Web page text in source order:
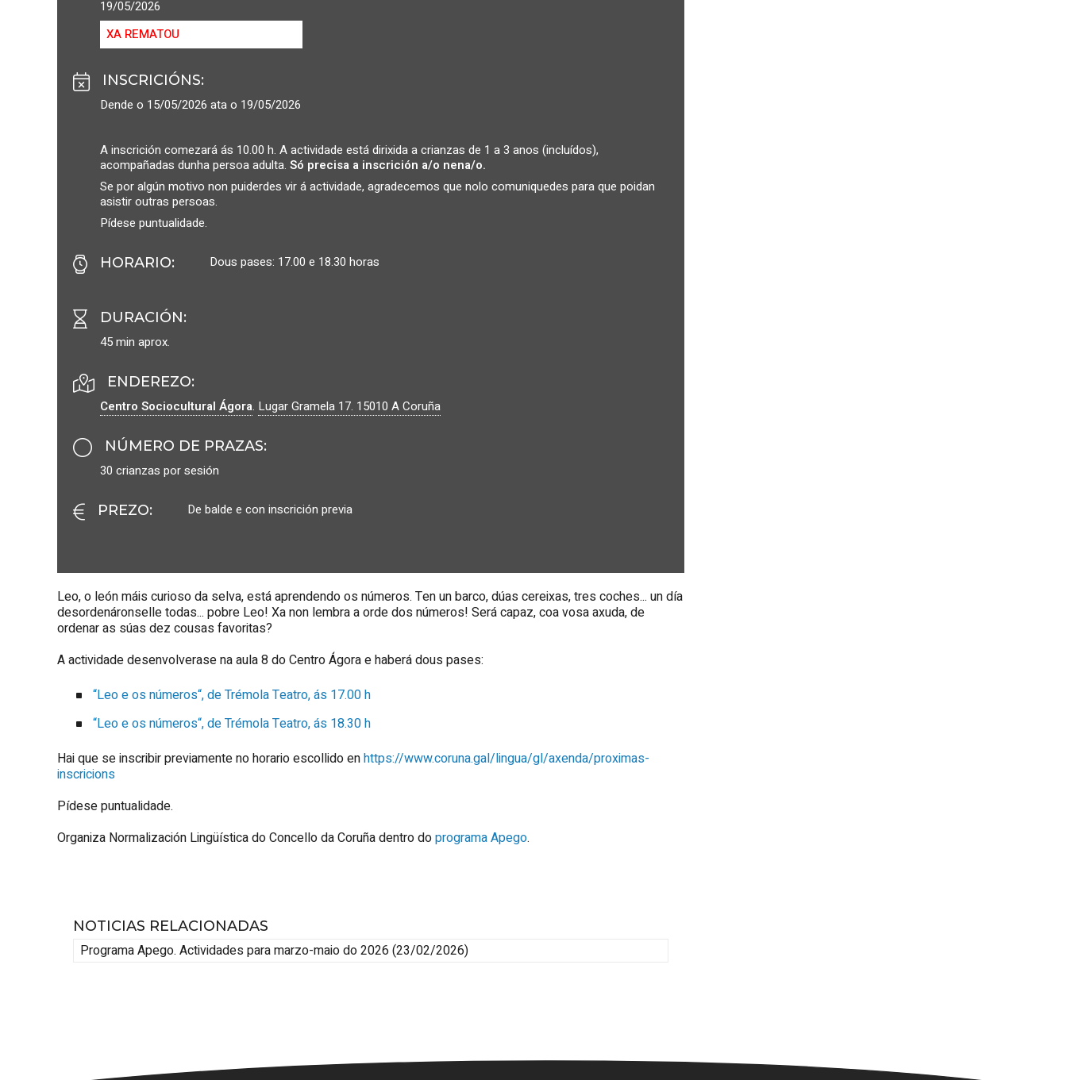
19/05/2026
XA REMATOU
INSCRICIÓNS:
Dende o 15/05/2026 ata o 19/05/2026
A inscrición comezará ás 10.00 h. A actividade está dirixida a crianzas de 1 a 3 anos (incluídos),
acompañadas dunha persoa adulta. Só precisa a inscrición a/o nena/o.
Se por algún motivo non puiderdes vir á actividade, agradecemos que nolo comuniquedes para que poidan
asistir outras persoas.
Pídese puntualidade.
HORARIO: Dous pases: 17.00 e 18.30 horas
DURACIÓN:
45 min aprox.
ENDEREZO:
Centro Sociocultural Ágora. Lugar Gramela 17. 15010 A Coruña
NÚMERO DE PRAZAS:
30 crianzas por sesión
PREZO: De balde e con inscrición previa
Leo, o león máis curioso da selva, está aprendendo os números. Ten un barco, dúas cereixas, tres coches... un día
desordenáronselle todas... pobre Leo! Xa non lembra a orde dos números! Será capaz, coa vosa axuda, de
ordenar as súas dez cousas favoritas?
A actividade desenvolverase na aula 8 do Centro Ágora e haberá dous pases:
“Leo e os números“, de Trémola Teatro, ás 17.00 h
“Leo e os números“, de Trémola Teatro, ás 18.30 h
Hai que se inscribir previamente no horario escollido enhttps://www.coruna.gal/lingua/gl/axenda/proximas-
inscricions
Pídese puntualidade.
Organiza Normalización Lingüística do Concello da Coruña dentro doprograma Apego.
NOTICIAS RELACIONADAS
Programa Apego. Actividades para marzo-maio do 2026 (23/02/2026)